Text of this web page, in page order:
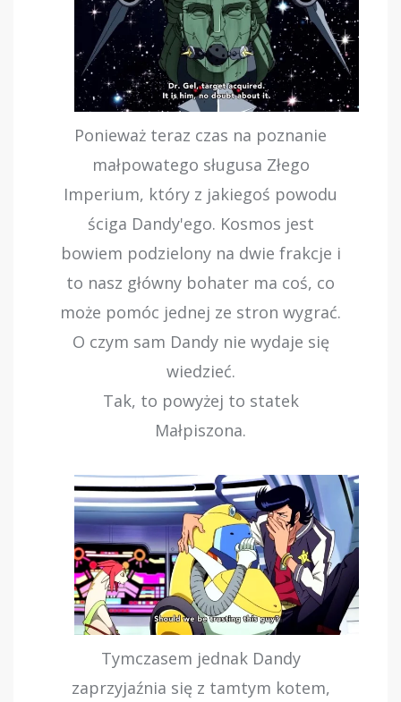
Ponieważ teraz czas na poznanie
małpowatego sługusa Złego
Imperium, który z jakiegoś powodu
ściga Dandy'ego. Kosmos jest
bowiem podzielony na dwie frakcje i
to nasz główny bohater ma coś, co
może pomóc jednej ze stron wygrać.
O czym sam Dandy nie wydaje się
wiedzieć.
Tak, to powyżej to statek
Małpiszona.
Tymczasem jednak Dandy
zaprzyjaźnia się z tamtym kotem,